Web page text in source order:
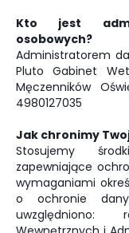
Kto jest
osobowych?
Administratorem
Pluto Gabinet
Męczenników
4980127035
Jak chronimy
Stosujemy
zapewniające
wymaganiami
o ochronie
uwzględniono: